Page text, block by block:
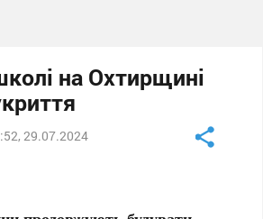
на Охтирщині
29.07.2024